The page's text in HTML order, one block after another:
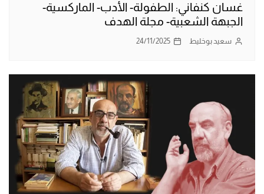
غسان كنفاني: الطفولة- الأدب- الماركسية-
الجبهة الشعبية- مجلة الهدف
سعيد بوخليط 24/11/2025